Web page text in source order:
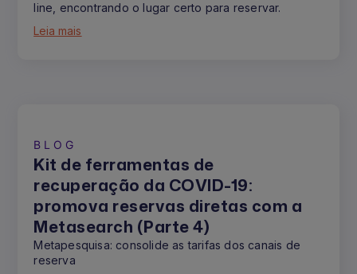
line, encontrando o lugar certo para reservar.
Leia mais
BLOG
Kit de ferramentas de
recuperação da COVID-19:
promova reservas diretas com a
Metasearch (Parte 4)
Metapesquisa: consolide as tarifas dos canais de
reserva